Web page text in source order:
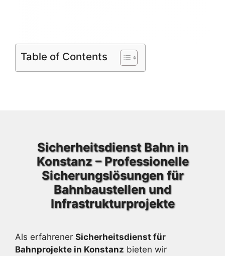
Table of Contents
Sicherheitsdienst Bahn in
Konstanz – Professionelle
Sicherungslösungen für
Bahnbaustellen und
Infrastrukturprojekte
Als erfahrener Sicherheitsdienst für
Bahnprojekte in Konstanz bieten wir